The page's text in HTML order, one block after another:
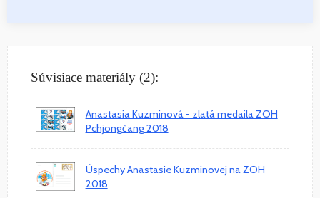
Súvisiace materiály (2):
Anastasia Kuzminová - zlatá medaila ZOH
Pchjongčang 2018
Úspechy Anastasie Kuzminovej na ZOH
2018